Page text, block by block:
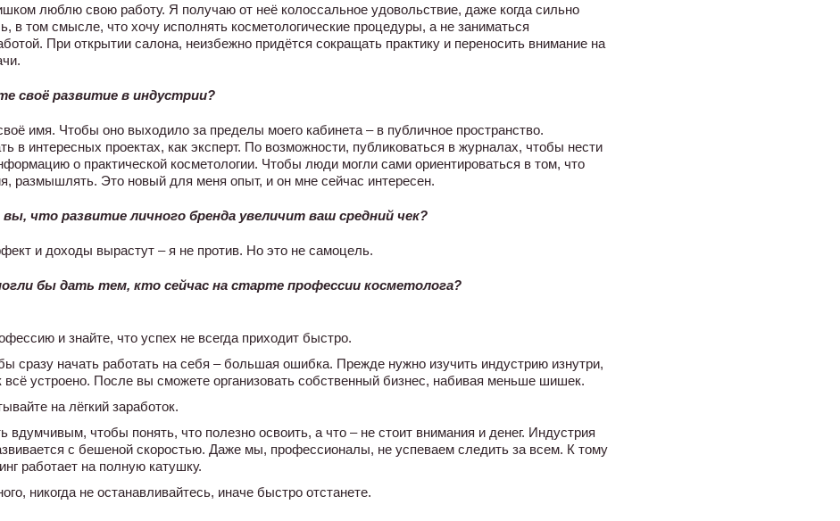
люблю свою работу. Я получаю от неё колоссальное удовольствие, даже когда сильно
в том смысле, что хочу исполнять косметологические процедуры, а не заниматься
При открытии салона, неизбежно придётся сокращать практику и переносить внимание на
своё развитие в индустрии?
имя. Чтобы оно выходило за пределы моего кабинета – в публичное пространство.
в интересных проектах, как эксперт. По возможности, публиковаться в журналах, чтобы нести
о практической косметологии. Чтобы люди могли сами ориентироваться в том, что
размышлять. Это новый для меня опыт, и он мне сейчас интересен.
что развитие личного бренда увеличит ваш средний чек?
и доходы вырастут – я не против. Но это не самоцель.
бы дать тем, кто сейчас на старте профессии косметолога?
и знайте, что успех не всегда приходит быстро.
сразу начать работать на себя – большая ошибка. Прежде нужно изучить индустрию изнутри,
всё устроено. После вы сможете организовать собственный бизнес, набивая меньше шишек.
на лёгкий заработок.
вдумчивым, чтобы понять, что полезно освоить, а что – не стоит внимания и денег. Индустрия
с бешеной скоростью. Даже мы, профессионалы, не успеваем следить за всем. К тому
работает на полную катушку.
никогда не останавливайтесь, иначе быстро отстанете.